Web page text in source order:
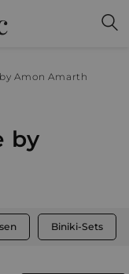
by Amon Amarth
by
Biniki-Sets